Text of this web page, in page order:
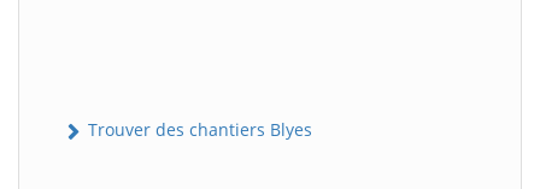
Trouver des chantiers Blyes